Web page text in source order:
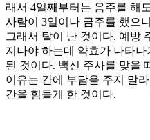
래서 4일째부터는 음주를 해
사람이 3일이나 금주를 했으
그래서 탈이 난 것이다. 예방
지나야 하는데 약효가 나타
된 것이다. 백신 주사를 맞을
이유는 간에 부담을 주지 말
간을 힘들게 한 것이다.